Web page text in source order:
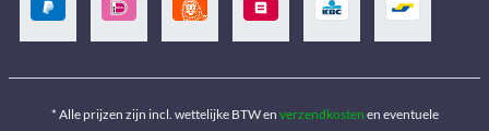
* Alle prijzen zijn incl. wettelijke BTW en verzendkosten en eventuele